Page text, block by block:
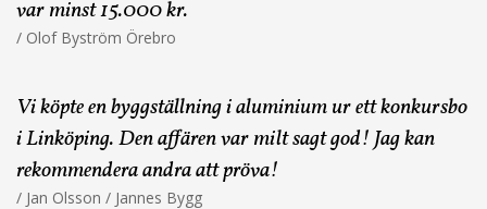
var minst 15.000 kr.
/ Olof Byström Örebro
Vi köpte en byggställning i aluminium ur ett konkursbo
i Linköping. Den affären var milt sagt god! Jag kan
rekommendera andra att pröva!
/ Jan Olsson / Jannes Bygg